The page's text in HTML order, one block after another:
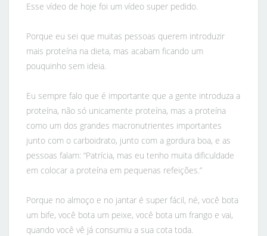
Esse vídeo de hoje foi um vídeo super pedido.
Porque eu sei que muitas pessoas querem introduzir
mais proteína na dieta, mas acabam ficando um
pouquinho sem ideia.
Eu sempre falo que é importante que a gente introduza a
proteína, não só unicamente proteína, mas a proteína
como um dos grandes macronutrientes importantes
junto com o carboidrato, junto com a gordura boa, e as
pessoas falam: “Patrícia, mas eu tenho muita dificuldade
em colocar a proteína em pequenas refeições.”
Porque no almoço e no jantar é super fácil, né, você bota
um bife, você bota um peixe, você bota um frango e vai,
quando você vê já consumiu a sua cota toda.